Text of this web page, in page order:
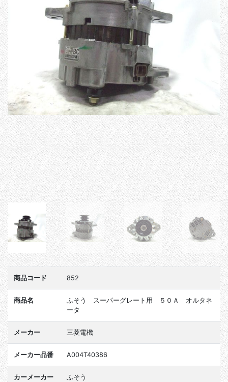
商品コード 852
商品名
ふそう スーパーグレート用 ５０Ａ オルタネ
ータ
メーカー 三菱電機
メーカー品番 A004T40386
カーメーカー ふそう